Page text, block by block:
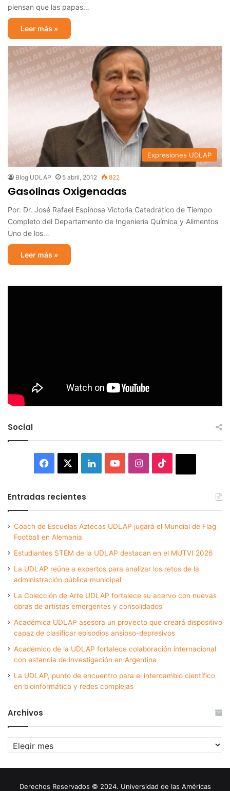
piensan que las papas…
Leer más »
Expresiones UDLAP
Blog UDLAP 5 abril, 2012 822
Gasolinas Oxigenadas
Por: Dr. José Rafael Espinosa Victoria Catedrático de Tiempo
Completo del Departamento de Ingeniería Química y Alimentos
Uno de los…
Leer más »
Social
Facebook LinkedInYouTubeInstagram
Entradas recientes
Coach de Escuelas Aztecas UDLAP jugará el Mundial de Flag
Football en Alemania
Estudiantes STEM de la UDLAP destacan en el MUTVI 2026
La UDLAP reúne a expertos para analizar los retos de la
administración pública municipal
La Colección de Arte UDLAP fortalece su acervo con nuevas
obras de artistas emergentes y consolidados
Académica UDLAP asesora un proyecto que creará dispositivo
capaz de clasificar episodios ansioso-depresivos
Académico de la UDLAP fortalece colaboración internacional
con estancia de investigación en Argentina
La UDLAP, punto de encuentro para el intercambio científico
en bioinformática y redes complejas
Archivos
Archivos
Derechos Reservados © 2024. Universidad de las Américas